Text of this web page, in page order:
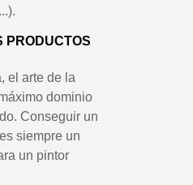
PRODUCTOS
el arte de la
dominio
Conseguir un
siempre un
un pintor